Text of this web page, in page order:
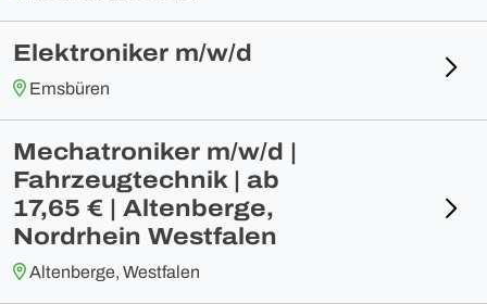
Elektroniker m/w/d
Emsbüren
Mechatroniker m/w/d |
Fahrzeugtechnik | ab
17,65 € | Altenberge,
Nordrhein Westfalen
Altenberge, Westfalen